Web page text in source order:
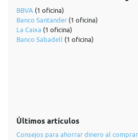
BBVA (1 oficina)
Banco Santander (1 oficina)
La Caixa (1 oficina)
Banco Sabadell (1 oficina)
Últimos artículos
Consejos para ahorrar dinero al